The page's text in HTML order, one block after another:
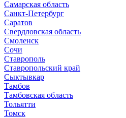
Самарская область
Санкт-Петербург
Саратов
Свердловская область
Смоленск
Сочи
Ставрополь
Ставропольский край
Сыктывкар
Тамбов
Тамбовская область
Тольятти
Томск